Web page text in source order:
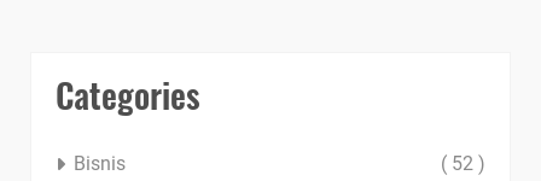
Categories
Bisnis ( 52 )